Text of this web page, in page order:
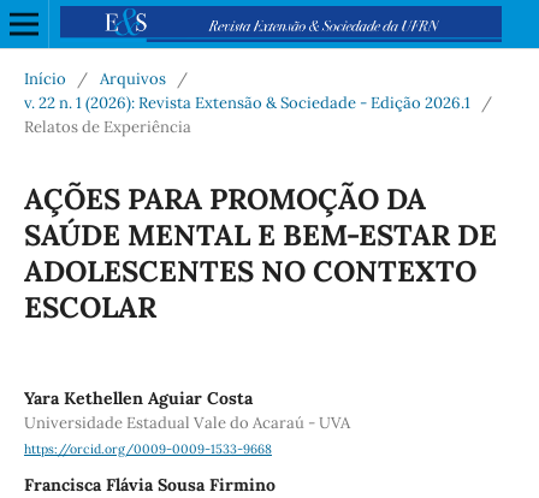
Início / Arquivos
/
v. 22 n. 1 (2026): Revista Extensão & Sociedade - Edição 2026.1
/
Relatos de Experiência
AÇÕES PARA PROMOÇÃO DA
SAÚDE MENTAL E BEM-ESTAR DE
ADOLESCENTES NO CONTEXTO
ESCOLAR
Yara Kethellen Aguiar Costa
Universidade Estadual Vale do Acaraú - UVA
https://orcid.org/0009-0009-1533-9668
Francisca Flávia Sousa Firmino